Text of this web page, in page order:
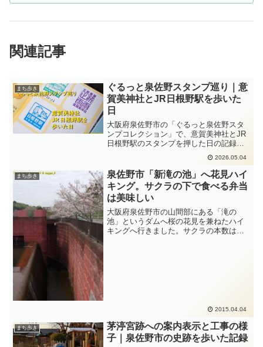
関連記事
まち歩き
ぐるっと泉佐野スタンプ巡り｜意
賀美神社とJR日根野駅を歩いた
日
大阪府泉佐野市の「ぐるっと泉佐野スタ
ンプコレクション」で、意賀美神社とJR
日根野駅のスタンプを押した日の記録で
す。茅渟宮跡と上之郷コミュニティーセ
ンターは休館で押印できず、ウォーキン
グの途中で起きた出来事を写真とともに
まとめています。
2026.05.04
まち歩き
泉佐野市「新滝の池」へ花見ハイ
キング。サクラの下で食べる弁当
は美味しい
大阪府泉佐野市の山間部にある「滝の
池」というダムへ桜の花見を兼ねたハイ
キングへ行きました。サクラの本数は少
2015.04.04
まち歩き
茅渟宮跡への案内表示と工事の様
子｜泉佐野市の史跡を歩いた記録